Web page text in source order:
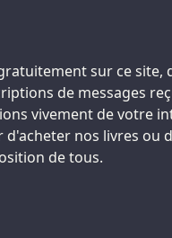
sur ce site,
de messages
vivement de votre
d'acheter nos livres
de tous.